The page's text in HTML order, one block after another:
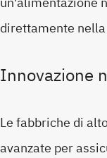
direttamente
Innovazione
Le fabbriche di
avanzate per